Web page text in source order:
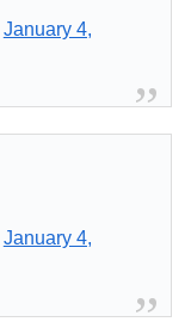
January 4,
January 4,